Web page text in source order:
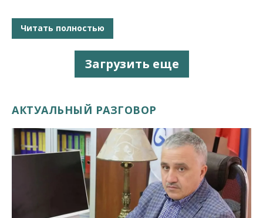
Читать полностью
Загрузить еще
АКТУАЛЬНЫЙ РАЗГОВОР